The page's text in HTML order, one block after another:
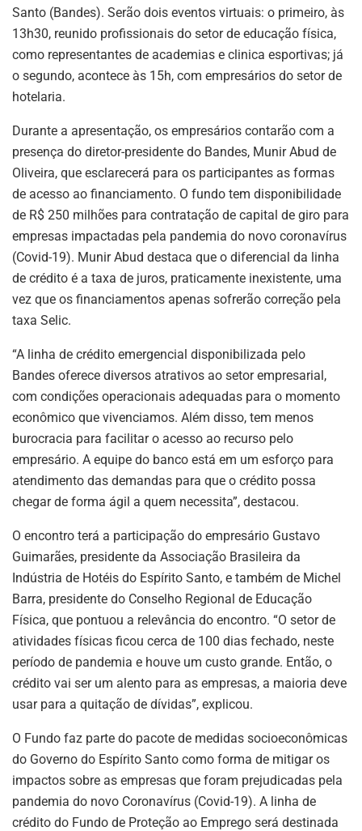
Santo (Bandes). Serão dois eventos virtuais: o primeiro, às
13h30, reunido profissionais do setor de educação física,
como representantes de academias e clinica esportivas; já
o segundo, acontece às 15h, com empresários do setor de
hotelaria.
Durante a apresentação, os empresários contarão com a
presença do diretor-presidente do Bandes, Munir Abud de
Oliveira, que esclarecerá para os participantes as formas
de acesso ao financiamento. O fundo tem disponibilidade
de R$ 250 milhões para contratação de capital de giro para
empresas impactadas pela pandemia do novo coronavírus
(Covid-19). Munir Abud destaca que o diferencial da linha
de crédito é a taxa de juros, praticamente inexistente, uma
vez que os financiamentos apenas sofrerão correção pela
taxa Selic.
“A linha de crédito emergencial disponibilizada pelo
Bandes oferece diversos atrativos ao setor empresarial,
com condições operacionais adequadas para o momento
econômico que vivenciamos. Além disso, tem menos
burocracia para facilitar o acesso ao recurso pelo
empresário. A equipe do banco está em um esforço para
atendimento das demandas para que o crédito possa
chegar de forma ágil a quem necessita”, destacou.
O encontro terá a participação do empresário Gustavo
Guimarães, presidente da Associação Brasileira da
Indústria de Hotéis do Espírito Santo, e também de Michel
Barra, presidente do Conselho Regional de Educação
Física, que pontuou a relevância do encontro. “O setor de
atividades físicas ficou cerca de 100 dias fechado, neste
período de pandemia e houve um custo grande. Então, o
crédito vai ser um alento para as empresas, a maioria deve
usar para a quitação de dívidas”, explicou.
O Fundo faz parte do pacote de medidas socioeconômicas
do Governo do Espírito Santo como forma de mitigar os
impactos sobre as empresas que foram prejudicadas pela
pandemia do novo Coronavírus (Covid-19). A linha de
crédito do Fundo de Proteção ao Emprego será destinada